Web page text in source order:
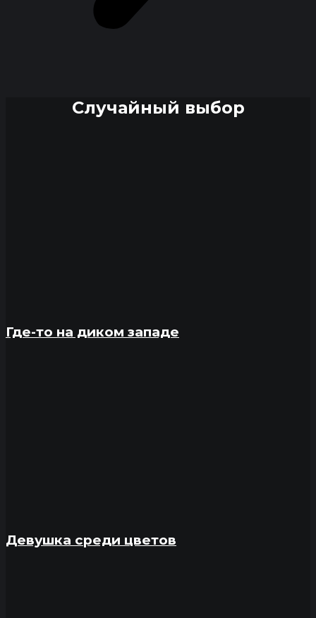
Случайный выбор
Где-то на диком западе
Девушка среди цветов